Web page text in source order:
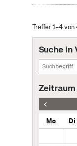
Treffer 1–4 von
Suche in
Mo Di